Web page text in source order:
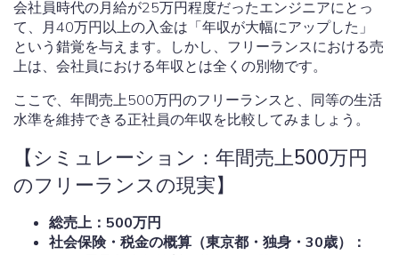
会社員時代の月給が25万円程度だったエンジニアにとっ
て、月40万円以上の入金は「年収が大幅にアップした」
という錯覚を与えます。しかし、フリーランスにおける売
上は、会社員における年収とは全くの別物です。
ここで、年間売上500万円のフリーランスと、同等の生活
水準を維持できる正社員の年収を比較してみましょう。
【シミュレーション：年間売上500万円
のフリーランスの現実】
総売上：500万円
社会保険・税金の概算（東京都・独身・30歳）：